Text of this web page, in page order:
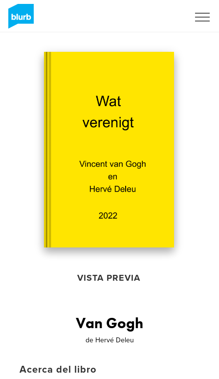
VISTA PREVIA
Van Gogh
de Hervé Deleu
Acerca del libro